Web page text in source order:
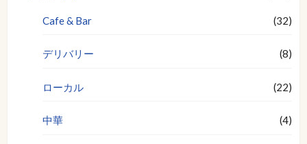
Cafe & Bar (32)
デリバリー (8)
ローカル (22)
中華 (4)